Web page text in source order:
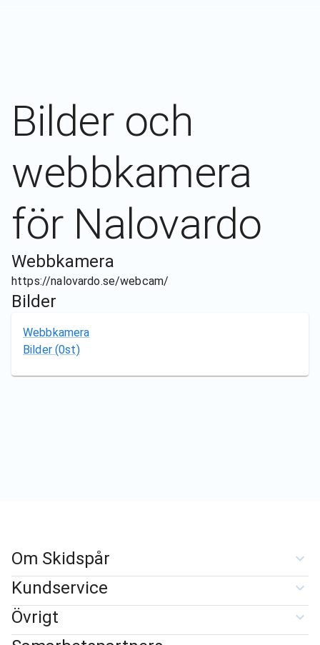
Bilder och
webbkamera
för Nalovardo
Webbkamera
https://nalovardo.se/webcam/
Bilder
Webbkamera
Bilder(0st)
Om Skidspår
Kundservice
Övrigt